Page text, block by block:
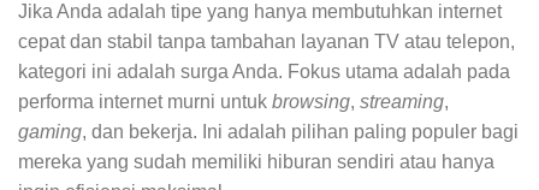
Jika Anda adalah tipe yang hanya membutuhkan internet
cepat dan stabil tanpa tambahan layanan TV atau telepon,
kategori ini adalah surga Anda. Fokus utama adalah pada
performa internet murni untuk browsing, streaming,
gaming, dan bekerja. Ini adalah pilihan paling populer bagi
mereka yang sudah memiliki hiburan sendiri atau hanya